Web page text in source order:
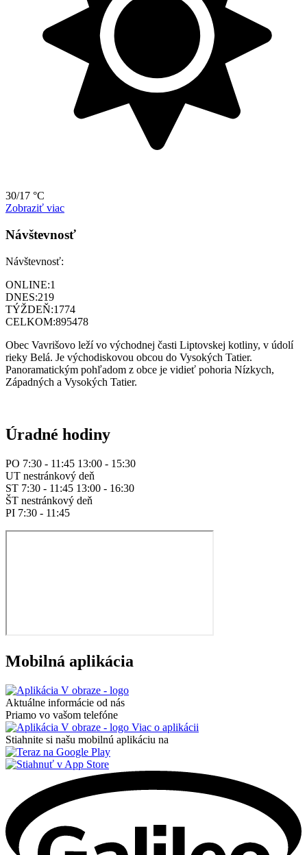
30/17 °C
Zobraziť viac
Návštevnosť
Návštevnosť:
ONLINE:1
DNES:219
TÝŽDEŇ:1774
CELKOM:895478
Obec Vavrišovo leží vo východnej časti Liptovskej kotliny, v údolí
rieky Belá. Je východiskovou obcou do Vysokých Tatier.
Panoramatickým pohľadom z obce je vidieť pohoria Nízkych,
Západných a Vysokých Tatier.
Úradné hodiny
PO 7:30 - 11:45 13:00 - 15:30
UT nestránkový deň
ST 7:30 - 11:45 13:00 - 16:30
ŠT nestránkový deň
PI 7:30 - 11:45
Mobilná aplikácia
Aktuálne informácie od nás
Priamo vo vašom telefóne
Viac o aplikácii
Stiahnite si našu mobilnú aplikáciu na